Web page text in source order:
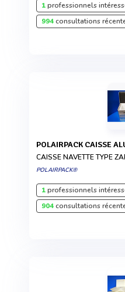
1professionnels
994consultations
POLAIRPACK CAISSE
CAISSE NAVETTE TYPE
POLAIRPACK®
1professionnels
904consultations